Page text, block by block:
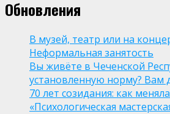
Обновления
В музей, театр или на
Неформальная занятость
Вы живёте в Чеченской
установленную норму? Вам
70 лет созидания: как
«Психологическая